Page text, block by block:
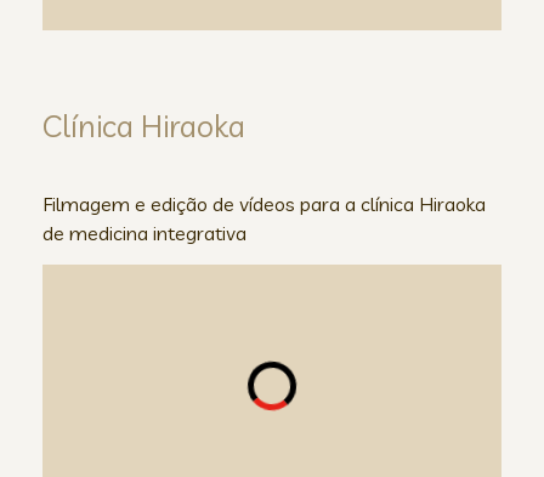
Clínica Hiraoka
Filmagem e edição de vídeos para a clínica Hiraoka
de medicina integrativa